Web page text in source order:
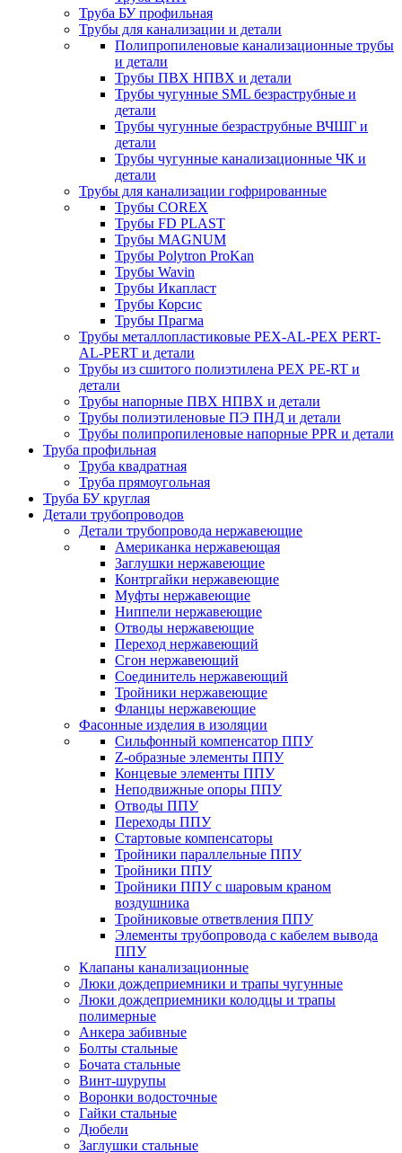
Труба БУ профильная
Трубы для канализации и детали
Полипропиленовые канализационные трубы
и детали
Трубы ПВХ НПВХ и детали
Трубы чугунные SML безраструбные и
детали
Трубы чугунные безраструбные ВЧШГ и
детали
Трубы чугунные канализационные ЧК и
детали
Трубы для канализации гофрированные
Трубы COREX
Трубы FD PLAST
Трубы MAGNUM
Трубы Polytron ProKan
Трубы Wavin
Трубы Икапласт
Трубы Корсис
Трубы Прагма
Трубы металлопластиковые PEX-AL-PEX PERT-
AL-PERT и детали
Трубы из сшитого полиэтилена PEX PE-RT и
детали
Трубы напорные ПВХ НПВХ и детали
Трубы полиэтиленовые ПЭ ПНД и детали
Трубы полипропиленовые напорные PPR и детали
Труба профильная
Труба квадратная
Труба прямоугольная
Труба БУ круглая
Детали трубопроводов
Детали трубопровода нержавеющие
Американка нержавеющая
Заглушки нержавеющие
Контргайки нержавеющие
Муфты нержавеющие
Ниппели нержавеющие
Отводы нержавеющие
Переход нержавеющий
Сгон нержавеющий
Соединитель нержавеющий
Тройники нержавеющие
Фланцы нержавеющие
Фасонные изделия в изоляции
Cильфонный компенсатор ППУ
Z-образные элементы ППУ
Концевые элементы ППУ
Неподвижные опоры ППУ
Отводы ППУ
Переходы ППУ
Стартовые компенсаторы
Тройники параллельные ППУ
Тройники ППУ
Тройники ППУ с шаровым краном
воздушника
Тройниковые ответвления ППУ
Элементы трубопровода с кабелем вывода
ППУ
Клапаны канализационные
Люки дождеприемники и трапы чугунные
Люки дождеприемники колодцы и трапы
полимерные
Анкера забивные
Болты стальные
Бочата стальные
Винт-шурупы
Воронки водосточные
Гайки стальные
Дюбели
Заглушки стальные